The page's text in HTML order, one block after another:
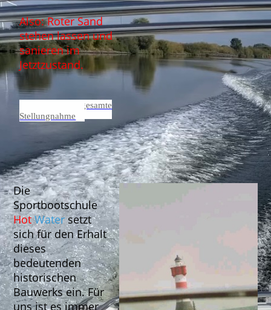
Also: Roter Sand
stehen lassen und
sanieren im
Jetztzustand.
Lesen Sie die gesamte
Stellungnahme
Die
Sportbootschule
Hot Watersetzt
sich für den Erhalt
dieses
bedeutenden
historischen
Bauwerks ein.Für
uns ist es immer